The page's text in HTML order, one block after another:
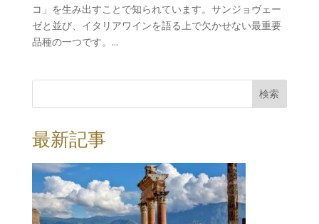
コ」を生み出すことで知られています。サンジョヴェー
ゼと並び、イタリアワインを語る上で欠かせない最重要
品種の一つです。...
検索
最新記事